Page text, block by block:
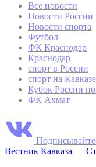
Все новости
Новости России
Новости спорта
Футбол
ФК Краснодар
Краснодар
спорт в России
спорт на Кавказе
Кубок России
ФК Ахмат
Вестник Кавказа —